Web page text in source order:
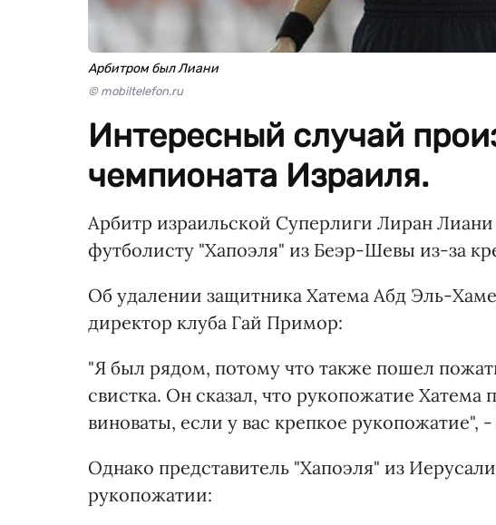
Арбитром был Лиани
© mobiltelefon.ru
Интересный случай
чемпионата Израиля.
Арбитр израильской Суперлиги Лиран Лиани
футболисту "Хапоэля" из Беэр-Шевы из-за
Об удалении защитника Хатема Абд Эль-
директор клуба Гай Примор:
"Я был рядом, потому что также пошел
свистка. Он сказал, что рукопожатие
виноваты, если у вас крепкое
Однако представитель "Хапоэля" из
рукопожатии: